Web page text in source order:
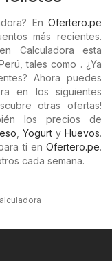
En Ofertero.pe
más recientes.
Calculadora esta
tales como . ¿Ya
Ahora puedes
en los siguientes
otras ofertas!
los precios de
YogurtyHuevos.
ti en Ofertero.pe.
cada semana.